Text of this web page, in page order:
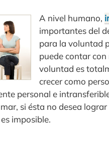
A nivel humano,
importantes del
para la voluntad
puede contar
voluntad es
crecer como
personal e
si ésta no desea
imposible.